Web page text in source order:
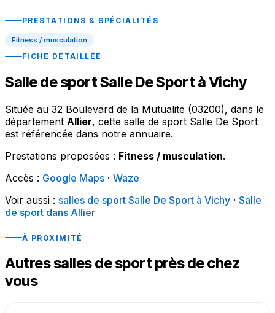
PRESTATIONS & SPÉCIALITÉS
Fitness / musculation
FICHE DÉTAILLÉE
Salle de sport Salle De Sport à Vichy
Située au 32 Boulevard de la Mutualite (03200), dans le
département Allier, cette salle de sport Salle De Sport
est référencée dans notre annuaire.
Prestations proposées : Fitness / musculation.
Accès : Google Maps · Waze
Voir aussi : salles de sport Salle De Sport à Vichy · Salle
de sport dans Allier
À PROXIMITÉ
Autres salles de sport près de chez
vous